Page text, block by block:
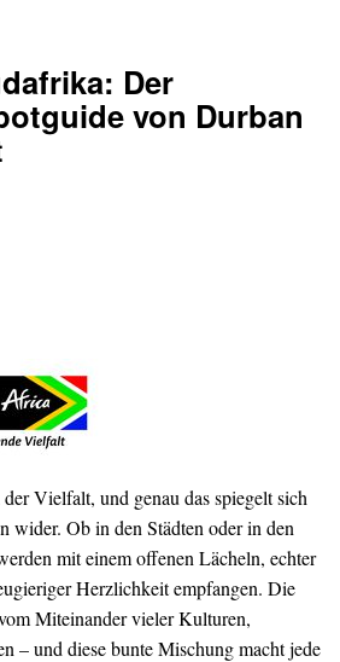
Der
von Durban
Vielfalt, und genau das spiegelt sich
wider. Ob in den Städten oder in den
mit einem offenen Lächeln, echter
Herzlichkeit empfangen. Die
Miteinander vieler Kulturen,
– und diese bunte Mischung macht jede